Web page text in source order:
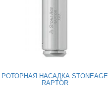
РОТОРНАЯ НАСАДКА STONEAGE
RAPTOR